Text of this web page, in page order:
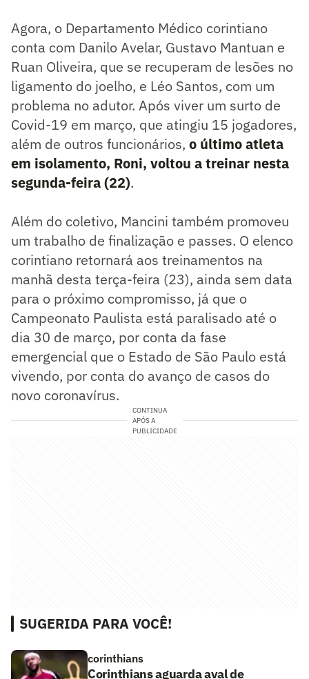
Agora, o Departamento Médico corintiano
conta com Danilo Avelar, Gustavo Mantuan e
Ruan Oliveira, que se recuperam de lesões no
ligamento do joelho, e Léo Santos, com um
problema no adutor. Após viver um surto de
Covid-19 em março, que atingiu 15 jogadores,
além de outros funcionários, o último atleta
em isolamento, Roni, voltou a treinar nesta
segunda-feira (22).
Além do coletivo, Mancini também promoveu
um trabalho de finalização e passes. O elenco
corintiano retornará aos treinamentos na
manhã desta terça-feira (23), ainda sem data
para o próximo compromisso, já que o
Campeonato Paulista está paralisado até o
dia 30 de março, por conta da fase
emergencial que o Estado de São Paulo está
vivendo, por conta do avanço de casos do
novo coronavírus.
CONTINUA
APÓS A
PUBLICIDADE
SUGERIDA PARA VOCÊ!
corinthians
Corinthians aguarda aval de